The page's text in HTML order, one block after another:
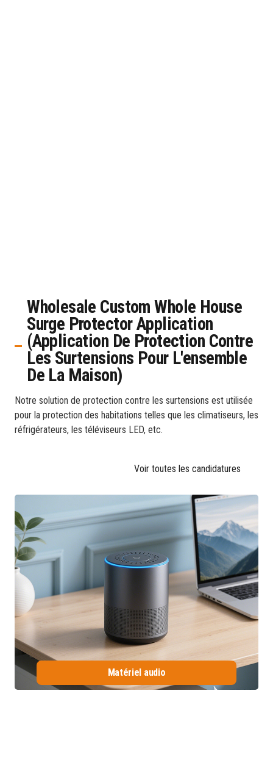
Wholesale Custom Whole House
Surge Protector Application
(Application De Protection Contre
Les Surtensions Pour L'ensemble
De La Maison)
Notre solution de protection contre les surtensions est utilisée
pour la protection des habitations telles que les climatiseurs, les
réfrigérateurs, les téléviseurs LED, etc.
Voir toutes les candidatures
Matériel audio